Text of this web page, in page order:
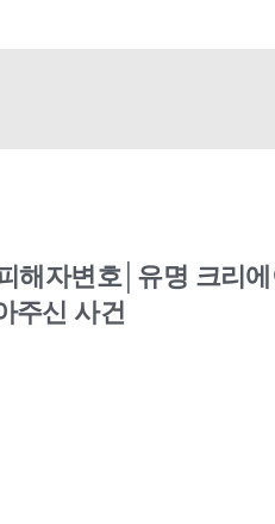
해자변호│유명 크리
주신 사건